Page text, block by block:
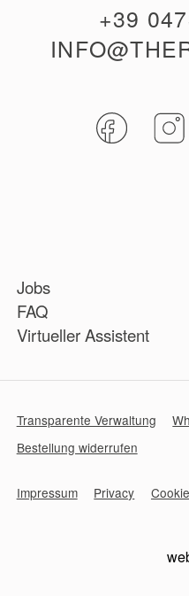
Jobs
FAQ
Virtueller Assistent
+39
Transparente Verwaltung
Bestellung widerrufen
Impressum Privacy